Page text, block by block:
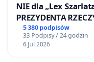
NIE dla „Lex
PREZYDENTA
5 380 podpisów
33 Podpisy / 24 godzin
6 Jul 2026